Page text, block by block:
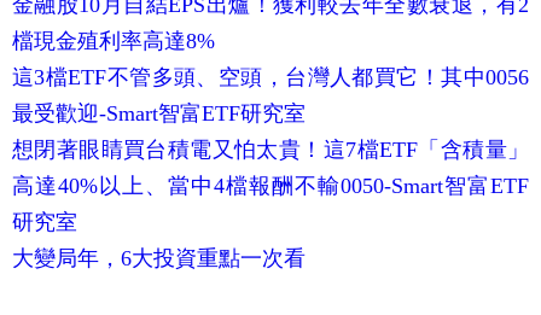
金融股10月自結EPS出爐！獲利較去年全數衰退，有2
檔現金殖利率高達8%
這3檔ETF不管多頭、空頭，台灣人都買它！其中0056
最受歡迎-Smart智富ETF研究室
想閉著眼睛買台積電又怕太貴！這7檔ETF「含積量」
高達40%以上、當中4檔報酬不輸0050-Smart智富ETF
研究室
大變局年，6大投資重點一次看